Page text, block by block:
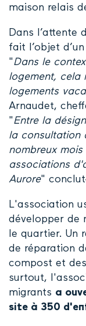
maison relais
Dans l’attente
fait l’objet
"Dans le
logement, cela
logements
Arnaudet,
"Entre la
la consultation
nombreux
associations
Aurore"
L'association
développer de
le quartier. Un
de réparation
compost et
surtout,
migrants a
site à 350